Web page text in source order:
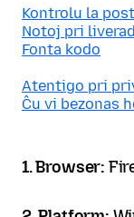
Kontrolu la
Notoj pri
Fonta kodo
Atentigo pri
Ĉu vi bezonas
1. Browser: